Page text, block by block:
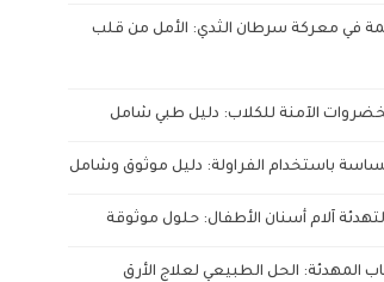
في معركة سرطان الثدي: الأمل من قلب
الآمنة للكلاب: دليل طبي شامل
باستخدام الفراولة: دليل موثوق وشامل
آلام أسنان الأطفال: حلول موثوقة
المهدئة: الحل الطبيعي لعلاج الأرق